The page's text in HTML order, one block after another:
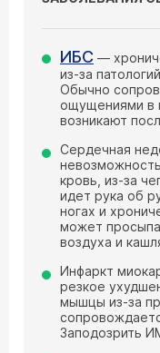
ИБС —
из-за
Обычно
ощущениями в
возникают
Сердечная
кровь, из-за
идет рука об
ногах и
может
воздуха и
Инфаркт
резкое
мышцы из-за
Заподозрить